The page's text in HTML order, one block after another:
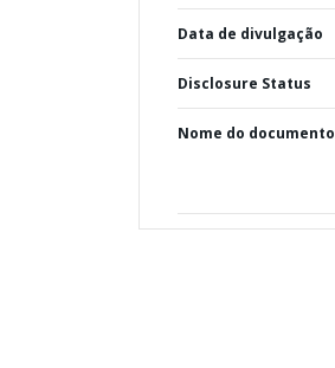
Data de divulgação
Disclosure Status
Nome do documento